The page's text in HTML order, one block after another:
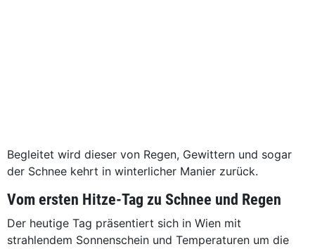
Begleitet wird dieser von Regen, Gewittern und sogar
der Schnee kehrt in winterlicher Manier zurück.
Vom ersten Hitze-Tag zu Schnee und Regen
Der heutige Tag präsentiert sich in Wien mit
strahlendem Sonnenschein und Temperaturen um die